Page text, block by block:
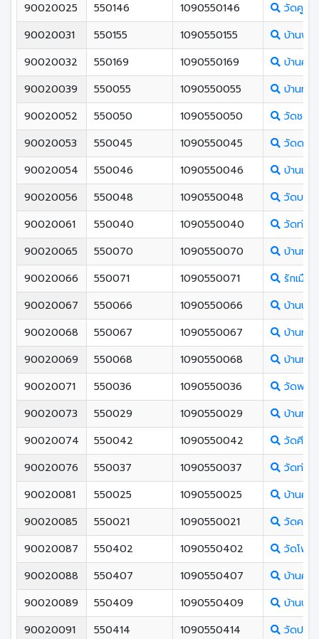
90020025
550146 1090550146
วัดคูหา
90020031
550155 1090550155
บ้านพรุ
90020032
550169 1090550169
บ้านคว
90020039
550055 1090550055
บ้านท่าไ
90020052
550050 1090550050
วัดชลธ
90020053
550045 1090550045
วัดดอน
90020054
550046 1090550046
บ้านเกา
90020056
550048 1090550048
วัดบาง
90020061
550040 1090550040
วัดท่าข้
90020065
550070 1090550070
บ้านทุ่ง
90020066
550071 1090550071
รักเมือ
90020067
550066 1090550066
บ้านนา
90020068
550067 1090550067
บ้านทุ่ง
90020069
550068 1090550068
บ้านท่า
90020071
550036 1090550036
วัดพรุเ
90020073
550029 1090550029
บ้านทุ่ง
90020074
550042 1090550042
วัดศีรษ
90020076
550037 1090550037
วัดท่าน
90020081
550025 1090550025
บ้านคล
90020085
550021 1090550021
วัดควน
90020087
550402 1090550402
วัดโพธิ
90020088
550407 1090550407
บ้านคว
90020089
550409 1090550409
บ้านบ่อ
90020091
550414 1090550414
วัดปาก